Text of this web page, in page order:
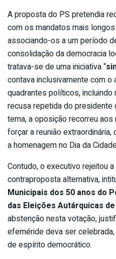
A proposta do PS pretendia
com os mandatos mais
associando-os a um período
consolidação da democracia
tratava-se de uma iniciativa “
contava inclusivamente com
quadrantes políticos,
recusa repetida do presidente
tema, a oposição recorreu
forçar a reunião
a homenagem no Dia da
Contudo, o executivo rejeitou
contraproposta alternativa,
Municipais dos 50 anos do
das Eleições Autárquicas
abstenção nesta votação,
efeméride deva ser
de espírito democrático.